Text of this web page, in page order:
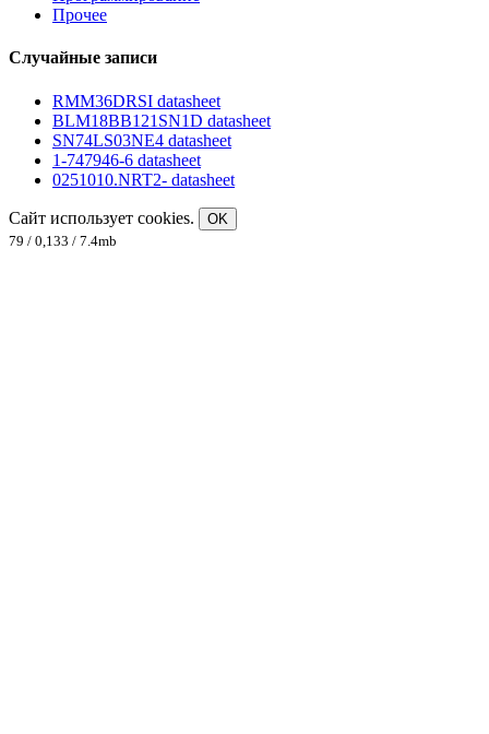
Прочее
Случайные записи
RMM36DRSI datasheet
BLM18BB121SN1D datasheet
SN74LS03NE4 datasheet
1-747946-6 datasheet
0251010.NRT2- datasheet
Сайт использует cookies.
OK
79 / 0,133 / 7.4mb